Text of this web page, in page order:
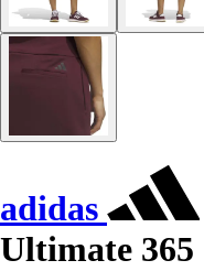
adidas
Ultimate 365